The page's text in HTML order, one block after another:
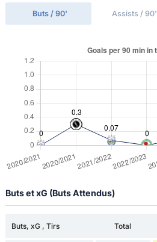
Buts / 90' Assists / 90'
Buts et xG (Buts Attendus)
Buts, xG , Tirs Total